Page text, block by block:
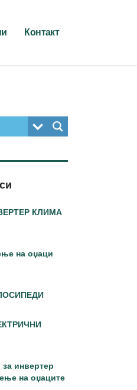
Контакт
КЛИМА
на оџаци
инвертер
на оџаците